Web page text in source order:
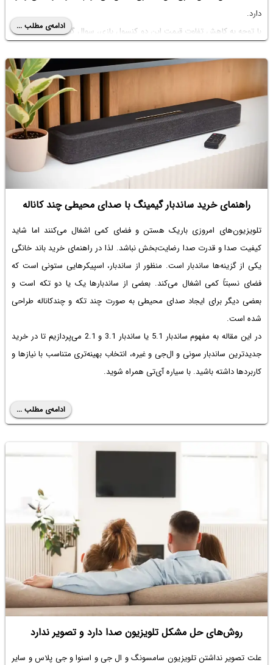
دارد.
با توجه به کاهش تفاوت قیمت این دو کنسول بازی، سوال گیمرها این است که
گرافیک بازی و سایر موارد، خرید کدام کنسول بازی با توجه به قیمت، تصمیم
بهتری است؟ در ادامه پیرامون این موضوع بحث می‌کنیم.
ادامه‌ی مطلب ...
راهنمای خرید ساندبار گیمینگ با صدای محیطی چند کاناله
تلویزیون‌های امروزی باریک هستن و فضای کمی اشغال می‌کنند اما شاید
کیفیت صدا و قدرت صدا رضایت‌بخش نباشد. لذا در راهنمای خرید باند خانگی
یکی از گزینه‌ها ساندبار است. منظور از ساندبار، اسپیکرهایی ستونی است که
فضای نسبتاً کمی اشغال می‌کند. بعضی از ساندبارها یک یا دو تکه است و
بعضی دیگر برای ایجاد صدای محیطی به صورت چند تکه و چندکاناله طراحی
شده است.
در این مقاله به مفهوم ساندبار 5.1 یا ساندبار 3.1 و 2.1 می‌پردازیم تا در خرید
جدیدترین ساندبار سونی و ال‌جی و غیره، انتخاب بهینه‌تری متناسب با نیازها و
کاربردها داشته باشید. با سیاره آی‌تی همراه شوید.
ادامه‌ی مطلب ...
روش‌های حل مشکل تلویزیون صدا دارد و تصویر ندارد
علت تصویر نداشتن تلویزیون سامسونگو ال جی و اسنوا و جی پلاس و سایر